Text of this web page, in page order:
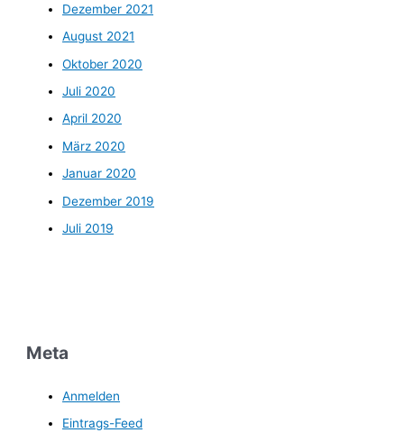
Dezember 2021
August 2021
Oktober 2020
Juli 2020
April 2020
März 2020
Januar 2020
Dezember 2019
Juli 2019
Meta
Anmelden
Eintrags-Feed